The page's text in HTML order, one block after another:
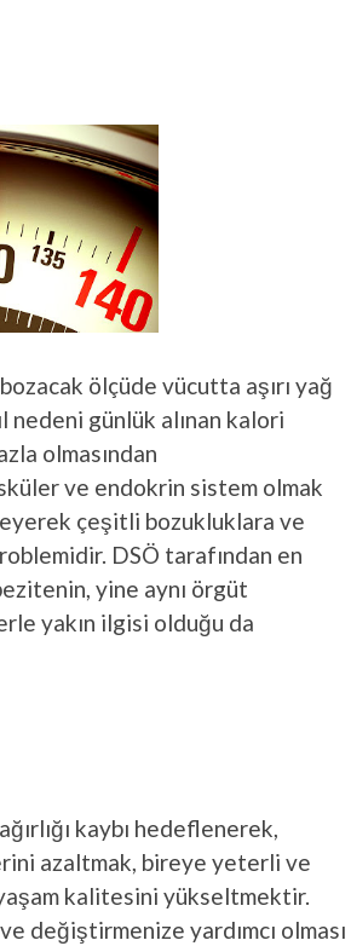
ölçüde vücutta aşırı yağ
nedeni günlük alınan kalori
olmasından
ve endokrin sistem olmak
çeşitli bozukluklara ve
DSÖ tarafından en
yine aynı örgüt
yakın ilgisi olduğu da
kaybı hedeflenerek,
azaltmak, bireye yeterli ve
kalitesini yükseltmektir.
değiştirmenize yardımcı olması